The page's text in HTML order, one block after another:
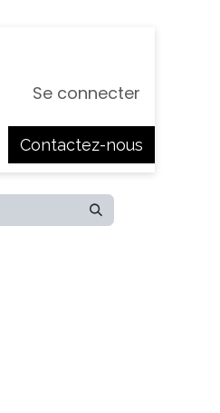
Se connecter
Contactez-nous